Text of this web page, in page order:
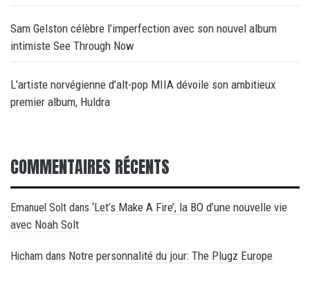
Sam Gelston célèbre l’imperfection avec son nouvel album
intimiste See Through Now
L’artiste norvégienne d’alt-pop MIIA dévoile son ambitieux
premier album, Huldra
COMMENTAIRES RÉCENTS
Emanuel Solt dans ‘Let’s Make A Fire’, la BO d’une nouvelle vie
avec Noah Solt
Hicham dans Notre personnalité du jour: The Plugz Europe